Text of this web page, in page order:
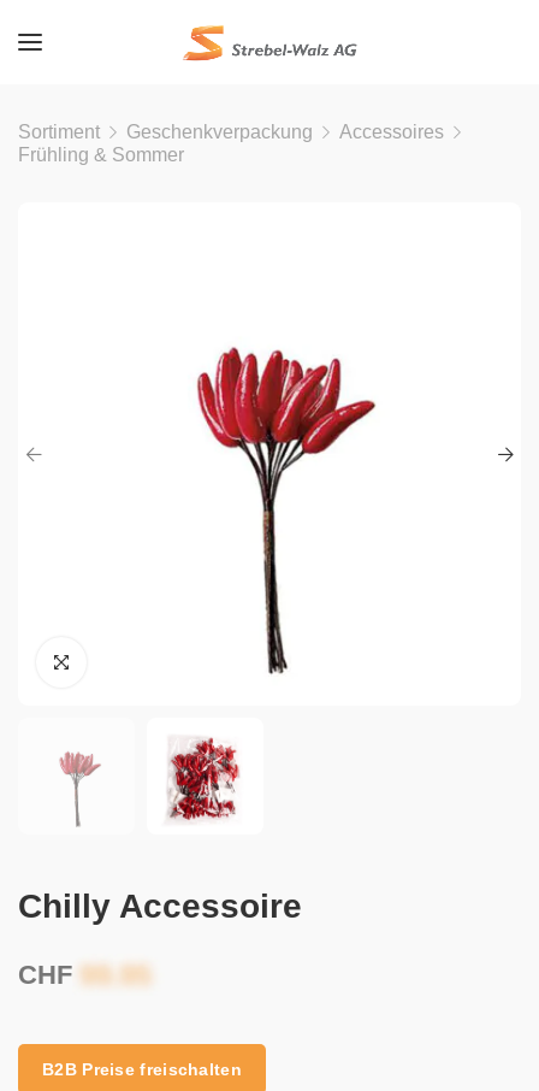
Sortiment Geschenkverpackung
Accessoires
Frühling & Sommer
Chilly Accessoire
CHF
B2B Preise freischalten